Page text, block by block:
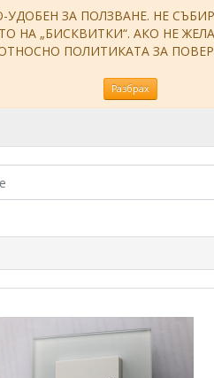
ЗА ПОЛЗВАНЕ. НЕ
НА „БИСКВИТКИ“. АКО НЕ
ПОЛИТИКАТА ЗА
Разбрах